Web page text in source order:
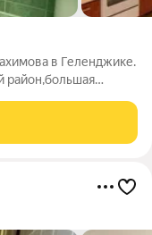
в Геленджике.
район,большая
до школы,все
до